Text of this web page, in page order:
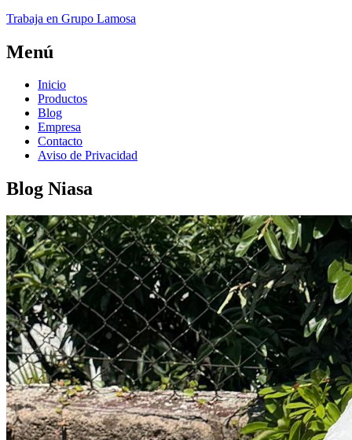
Trabaja en Grupo Lamosa
Menú
Inicio
Productos
Blog
Empresa
Contacto
Aviso de Privacidad
Blog Niasa